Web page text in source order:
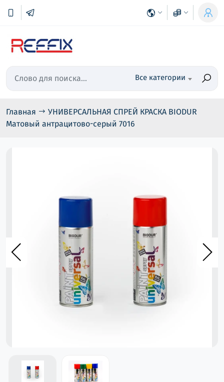
Все категории
Главная
УНИВЕРСАЛЬНАЯ СПРЕЙ КРАСКА BIODUR
Матовый антрацитово-серый 7016